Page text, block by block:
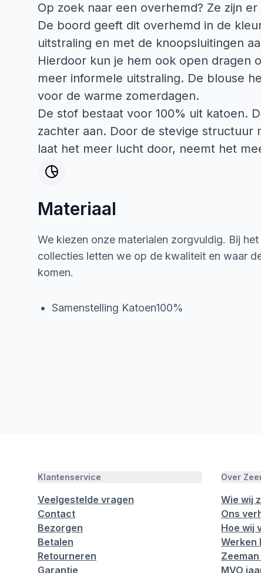
Op zoek naar een overhemd? Ze zijn
De boord geeft dit overhemd in de
uitstraling en met de knoopsluitingen
Hierdoor kun je hem ook open dragen
meer informele uitstraling. De blouse
voor de warme zomerdagen.
De stof bestaat voor 100% uit katoen.
zachter aan. Door de stevige
laat het meer lucht door, neemt het
Materiaal
We kiezen onze materialen zorgvuldig. Bij
collecties letten we op de kwaliteit en waar
komen.
Samenstelling Katoen100%
Klantenservice
Veelgestelde vragen
Contact
Bezorgen
Betalen
Retourneren
Garantie
Over
Wie wij
Ons
Hoe wij
Werken
MVO